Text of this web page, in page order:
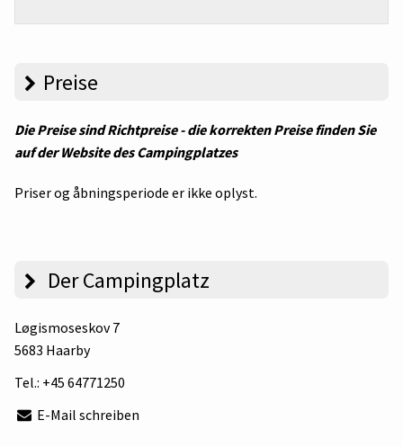
Preise
Die Preise sind Richtpreise - die korrekten Preise finden Sie
auf der Website des Campingplatzes
Priser og åbningsperiode er ikke oplyst.
Der Campingplatz
Løgismoseskov 7
5683 Haarby
Tel.: +45 64771250
E-Mail schreiben